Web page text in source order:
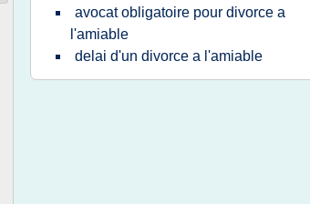
avocat obligatoire pour divorce a
l'amiable
delai d'un divorce a l'amiable